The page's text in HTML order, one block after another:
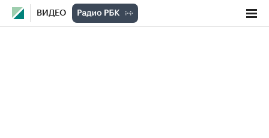
ВИДЕО